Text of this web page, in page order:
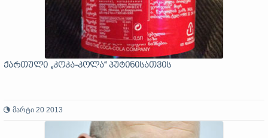
ქართული „კოკა-კოლა“ პუტინისათვის
მარტი 20 2013